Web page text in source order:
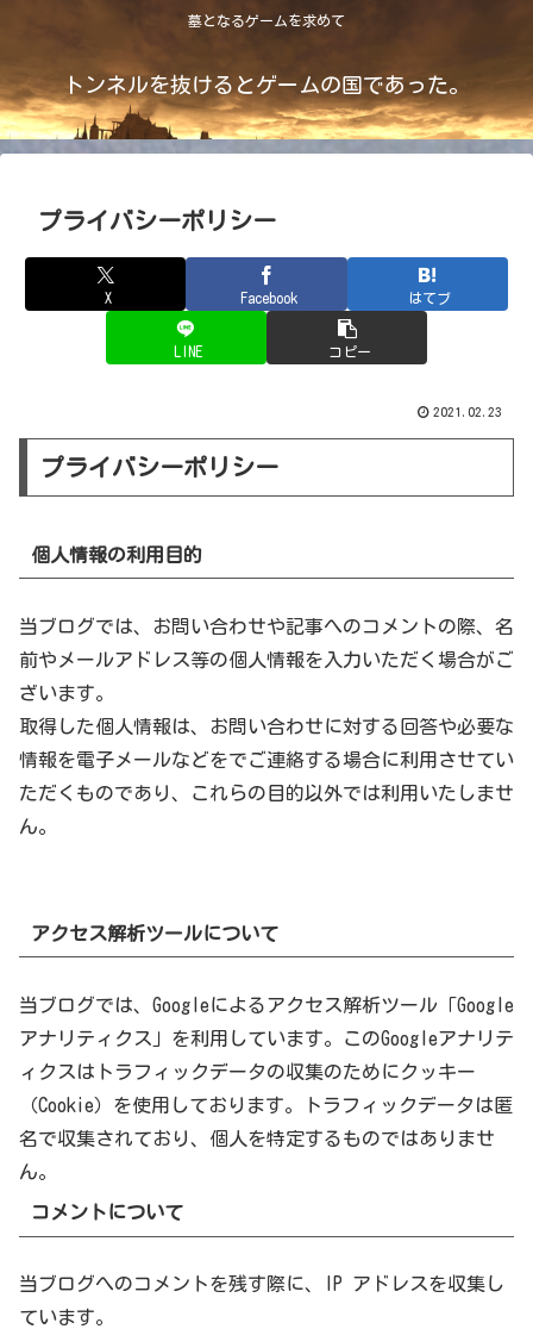
墓となるゲームを求めて
トンネルを抜けるとゲームの国であった。
プライバシーポリシー
X Facebook はてブ
LINE コピー
2021.02.23
プライバシーポリシー
個人情報の利用目的
当ブログでは、お問い合わせや記事へのコメントの際、名
前やメールアドレス等の個人情報を入力いただく場合がご
ざいます。
取得した個人情報は、お問い合わせに対する回答や必要な
情報を電子メールなどをでご連絡する場合に利用させてい
ただくものであり、これらの目的以外では利用いたしませ
ん。
アクセス解析ツールについて
当ブログでは、Googleによるアクセス解析ツール「Google
アナリティクス」を利用しています。このGoogleアナリテ
ィクスはトラフィックデータの収集のためにクッキー
（Cookie）を使用しております。トラフィックデータは匿
名で収集されており、個人を特定するものではありませ
ん。
コメントについて
当ブログへのコメントを残す際に、IP アドレスを収集し
ています。